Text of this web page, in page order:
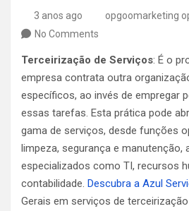
3 anos ago
opgoomarketing
No Comments
Terceirização de Serviços: É o
empresa contrata outra
específicos, ao invés de empregar
essas tarefas. Esta prática pode
gama de serviços, desde funções
limpeza, segurança e manutenção,
especializados como TI, recursos
contabilidade. Descubra a Azul
Gerais em serviços de